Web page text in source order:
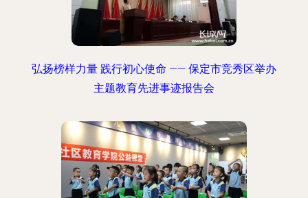
弘扬榜样力量 践行初心使命 —— 保定市竞秀区举办
主题教育先进事迹报告会